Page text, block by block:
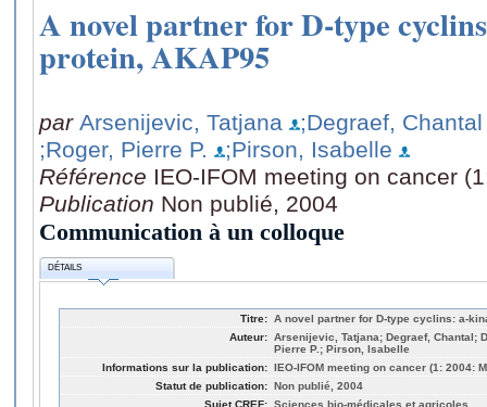
A novel partner for D-type
protein, AKAP95
par Arsenijevic, Tatjana
;Degraef, Chantal
;Roger, Pierre P.
;Pirson, Isabelle
Référence IEO-IFOM meeting on cancer
Publication Non publié, 2004
Communication à un colloque
DÉTAILS
Titre: A novel partner for D-type cyclins: a-
Auteur: Arsenijevic, Tatjana; Degraef, Chantal;
Pierre P.; Pirson, Isabelle
Informations sur la publication: IEO-IFOM meeting on cancer (1: 2004:
Statut de publication: Non publié, 2004
Sujet CREF: Sciences bio-médicales et agricoles